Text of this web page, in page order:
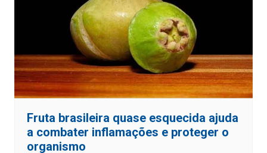
Fruta brasileira quase esquecida ajuda
a combater inflamações e proteger o
organismo